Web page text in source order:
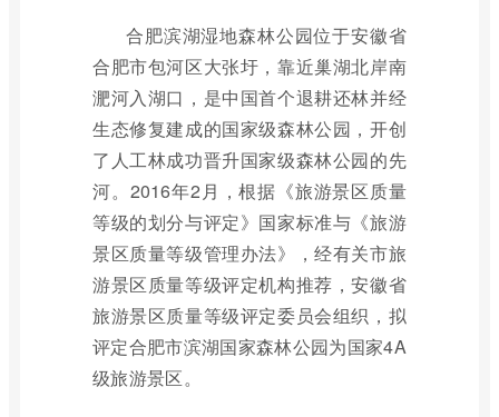
合肥滨湖湿地森林公园位于安徽省
合肥市包河区大张圩，靠近巢湖北岸南
淝河入湖口，是中国首个退耕还林并经
生态修复建成的国家级森林公园，开创
了人工林成功晋升国家级森林公园的先
河。2016年2月，根据《旅游景区质量
等级的划分与评定》国家标准与《旅游
景区质量等级管理办法》，经有关市旅
游景区质量等级评定机构推荐，安徽省
旅游景区质量等级评定委员会组织，拟
评定合肥市滨湖国家森林公园为国家4A
级旅游景区。